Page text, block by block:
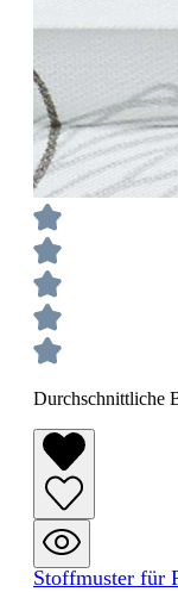
Durchschnittliche
Stoffmuster für